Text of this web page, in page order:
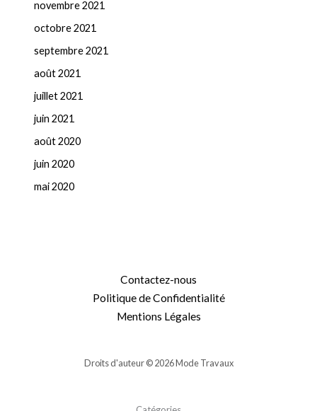
novembre 2021
octobre 2021
septembre 2021
août 2021
juillet 2021
juin 2021
août 2020
juin 2020
mai 2020
Contactez-nous
Politique de Confidentialité
Mentions Légales
Droits d'auteur © 2026 Mode Travaux